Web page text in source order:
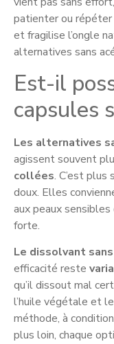
patienter ou répéter
et fragilise l’ongle
alternatives sans
Est-il
capsules
Les alternatives
agissent souvent
collées. C’est plus
doux. Elles
aux peaux sensibles
forte.
Le dissolvant
efficacité reste
qu’il dissout mal
l’huile végétale et
méthode, à
plus loin, chaque